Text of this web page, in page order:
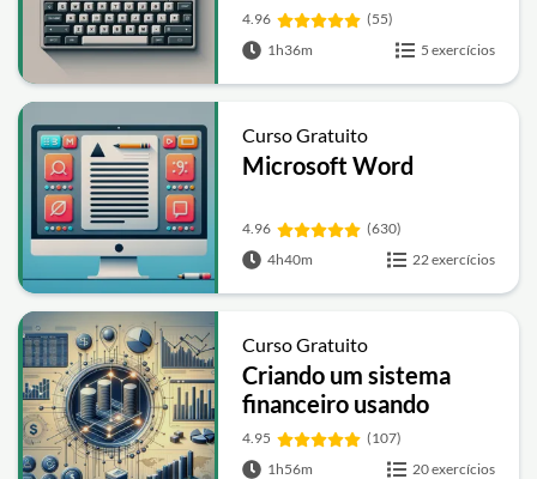
4.96
(55)
1h36m
5 exercícios
Curso Gratuito
Microsoft Word
4.96
(630)
4h40m
22 exercícios
Curso Gratuito
Criando um sistema
financeiro usando
Access
4.95
(107)
1h56m
20 exercícios